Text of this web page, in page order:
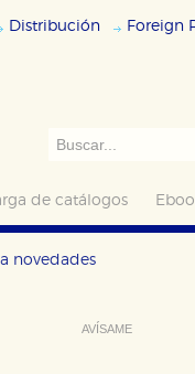
Distribución Foreign
de catálogos
novedades
AVÍSAME